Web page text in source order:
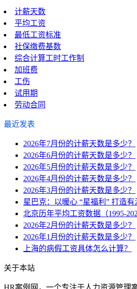
计薪天数
平均工资
最低工资标准
社保缴费基数
综合计算工时工作制
加班费
工伤
试用期
劳动合同
最近发表
2026年7月份的计薪天数是多少？
2026年6月份的计薪天数是多少？
2026年5月份的计薪天数是多少？
2026年4月份的计薪天数是多少？
2026年3月份的计薪天数是多少？
星巴克：以暖心 “星福利” 打造
北京历年平均工资数据（1995-
2026年2月份的计薪天数是多少？
2026年1月份的计薪天数是多少？
上海的病假工资具体怎么计算？
关于本站